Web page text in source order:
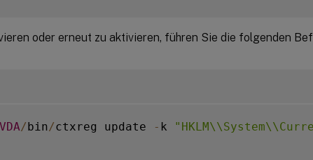
oder erneut zu aktivieren, führen Sie die folgenden
VDA/bin/ctxreg update - k